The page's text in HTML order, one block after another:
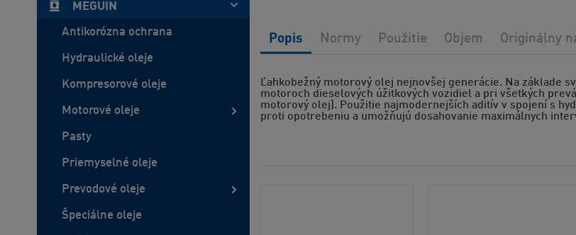
MEGUIN
Antikorózna ochrana
Hydraulické oleje
Kompresorové oleje
Motorové oleje
Pasty
Priemyselné oleje
Prevodové oleje
Špeciálne oleje
Ľahkobežný motorový olej nejnovšej generácie. Na základe
motoroch dieselových úžitkových vozidiel a pri všetkých
motorový olej). Použitie najmodernejších aditív v spojení s
proti opotrebeniu a umožňujú dosahovanie maximálnych
Popis Normy Použitie Objem Originálny